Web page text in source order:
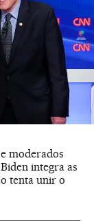
moderados
integra as
tenta unir o